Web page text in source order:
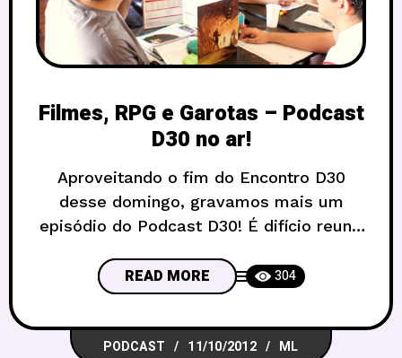
Filmes, RPG e Garotas – Podcast
D30 no ar!
Aproveitando o fim do Encontro D30
desse domingo, gravamos mais um
episódio do Podcast D30! É difício reunir
dessa vez estavam lá ML, Bebeto,
Janary, Eugênio. A gente bem que tentou
inventar um tema: filmes que dariam
bons RPGs, mas nossos convidados
READ MORE 304
PODCAST 11/10/2012 ML